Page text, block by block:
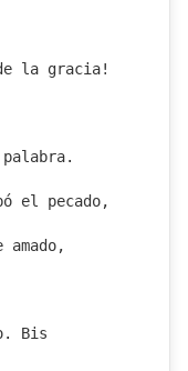
la gracia!
el pecado,
Bis